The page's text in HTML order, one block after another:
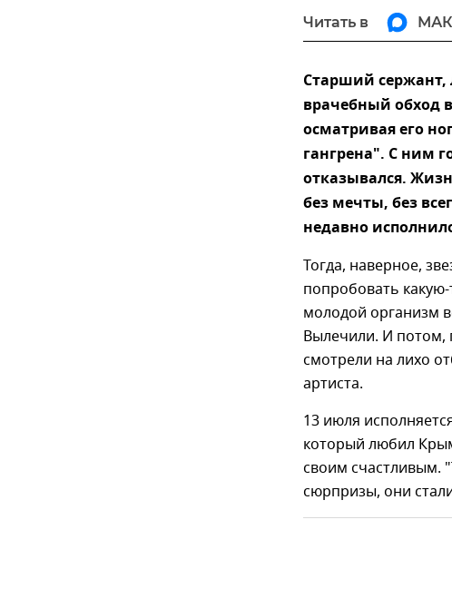
Читать в
Старший
врачебный обход
осматривая его
гангрена". С ним
отказывался.
без мечты, без
недавно
Тогда, наверное,
попробовать
молодой организм
Вылечили. И потом,
смотрели на лихо
артиста.
13 июля
который любил
своим счастливым.
сюрпризы, они